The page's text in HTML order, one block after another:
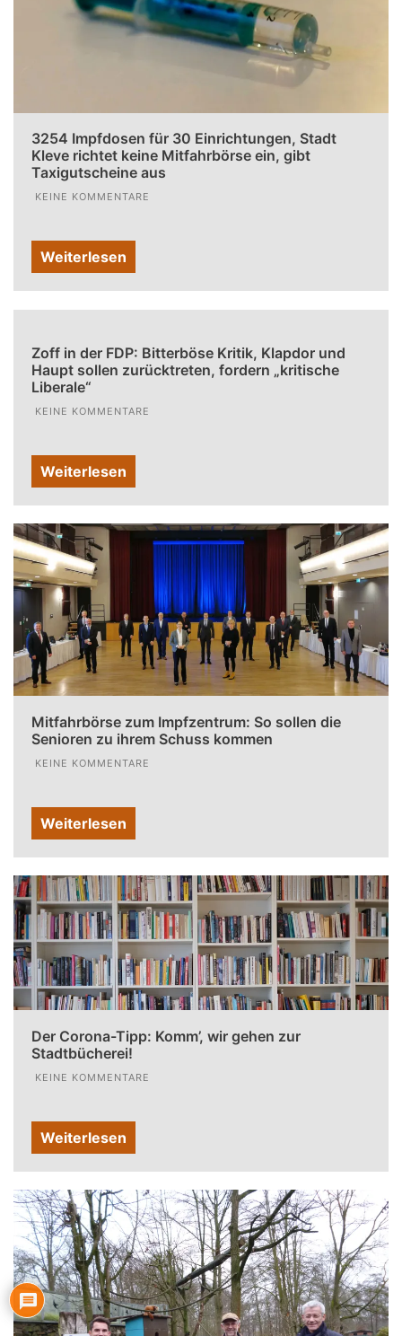
3254 Impfdosen für 30 Einrichtungen, Stadt
Kleve richtet keine Mitfahrbörse ein, gibt
Taxigutscheine aus
KEINE KOMMENTARE
Weiterlesen
Zoff in der FDP: Bitterböse Kritik, Klapdor und
Haupt sollen zurücktreten, fordern „kritische
Liberale“
KEINE KOMMENTARE
Weiterlesen
Mitfahrbörse zum Impfzentrum: So sollen die
Senioren zu ihrem Schuss kommen
KEINE KOMMENTARE
Weiterlesen
Der Corona-Tipp: Komm’, wir gehen zur
Stadtbücherei!
KEINE KOMMENTARE
Weiterlesen